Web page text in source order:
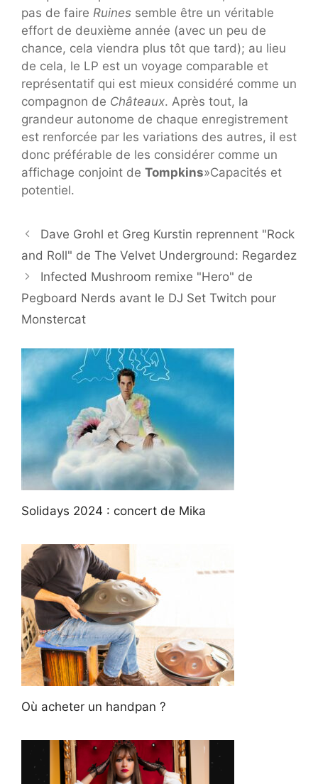
pas de faire Ruines semble être un véritable
effort de deuxième année (avec un peu de
chance, cela viendra plus tôt que tard); au lieu
de cela, le LP est un voyage comparable et
représentatif qui est mieux considéré comme un
compagnon de Châteaux. Après tout, la
grandeur autonome de chaque enregistrement
est renforcée par les variations des autres, il est
donc préférable de les considérer comme un
affichage conjoint de Tompkins»Capacités et
potentiel.
Dave Grohl et Greg Kurstin reprennent "Rock
and Roll" de The Velvet Underground: Regardez
Infected Mushroom remixe "Hero" de
Pegboard Nerds avant le DJ Set Twitch pour
Monstercat
Solidays 2024 : concert de Mika
Où acheter un handpan ?